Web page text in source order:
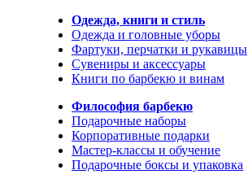
Одежда, книги и стиль
Одежда и головные уборы
Фартуки, перчатки и рукавицы
Сувениры и аксессуары
Книги по барбекю и винам
Философия барбекю
Подарочные наборы
Корпоративные подарки
Мастер-классы и обучение
Подарочные боксы и упаковка